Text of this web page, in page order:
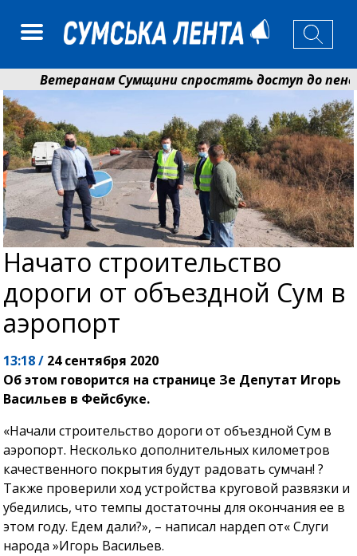
Ветеранам Сумщини спростять доступ до
Романько розширює програму відпочинку дітей
Начато строительство
дороги от объездной Сум в
аэропорт
13:18 / 24 сентября 2020
Об этом говорится на странице Зе Депутат Игорь
Васильев в Фейсбуке.
«Начали строительство дороги от объездной Сум в
аэропорт. Несколько дополнительных километров
качественного покрытия будут радовать сумчан! ?
Также проверили ход устройства круговой развязки и
убедились, что темпы достаточны для окончания ее в
этом году. Едем дали?», – написал нардеп от« Слуги
народа »Игорь Васильев.